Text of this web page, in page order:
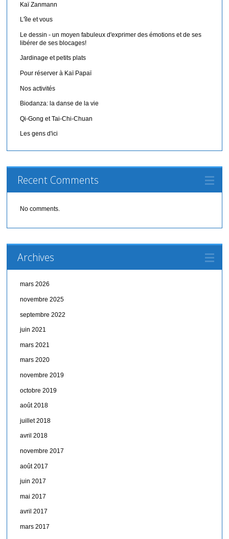
Kaï Zanmann
L'île et vous
Le dessin - un moyen fabuleux d'exprimer des émotions et de ses
libérer de ses blocages!
Jardinage et petits plats
Pour réserver à Kaï Papaï
Nos activités
Biodanza: la danse de la vie
Qi-Gong et Tai-Chi-Chuan
Les gens d'ici
Recent Comments
No comments.
Archives
mars 2026
novembre 2025
septembre 2022
juin 2021
mars 2021
mars 2020
novembre 2019
octobre 2019
août 2018
juillet 2018
avril 2018
novembre 2017
août 2017
juin 2017
mai 2017
avril 2017
mars 2017